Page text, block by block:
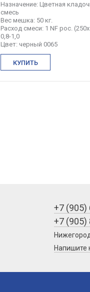
Назначение: Цветная
смесь
Вес мешка: 50 кг.
Расход смеси: 1 NF рос.
0,8-1,0
Цвет: черный 0065
КУПИТЬ
+7 (905)
+7 (905)
Напишите